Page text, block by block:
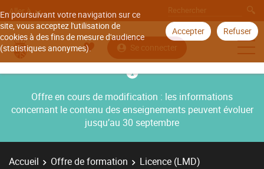
En poursuivant votre navigation sur ce
site, vous acceptez l'utilisation de
cookies à des fins de mesure d'audience
(statistiques anonymes).
Accepter Refuser
Aller à
Se connecter
Offre en cours de modification : les informations
concernant le contenu des enseignements peuvent évoluer
jusqu’au 30 septembre
Accueil Offre de formation
Licence (LMD)